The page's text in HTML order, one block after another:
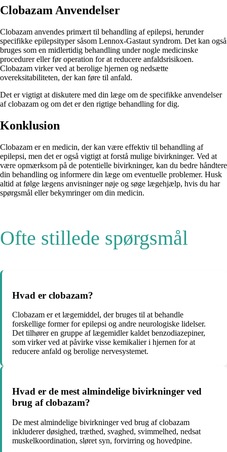
Clobazam Anvendelser
Clobazam anvendes primært til behandling af epilepsi, herunder
specifikke epilepsityper såsom Lennox-Gastaut syndrom. Det kan også
bruges som en midlertidig behandling under nogle medicinske
procedurer eller før operation for at reducere anfaldsrisikoen.
Clobazam virker ved at berolige hjernen og nedsætte
overeksitabiliteten, der kan føre til anfald.
Det er vigtigt at diskutere med din læge om de specifikke anvendelser
af clobazam og om det er den rigtige behandling for dig.
Konklusion
Clobazam er en medicin, der kan være effektiv til behandling af
epilepsi, men det er også vigtigt at forstå mulige bivirkninger. Ved at
være opmærksom på de potentielle bivirkninger, kan du bedre håndtere
din behandling og informere din læge om eventuelle problemer. Husk
altid at følge lægens anvisninger nøje og søge lægehjælp, hvis du har
spørgsmål eller bekymringer om din medicin.
Ofte stillede spørgsmål
Hvad er clobazam?
Clobazam er et lægemiddel, der bruges til at behandle
forskellige former for epilepsi og andre neurologiske lidelser.
Det tilhører en gruppe af lægemidler kaldet benzodiazepiner,
som virker ved at påvirke visse kemikalier i hjernen for at
reducere anfald og berolige nervesystemet.
Hvad er de mest almindelige bivirkninger ved
brug af clobazam?
De mest almindelige bivirkninger ved brug af clobazam
inkluderer døsighed, træthed, svaghed, svimmelhed, nedsat
muskelkoordination, sløret syn, forvirring og hovedpine.